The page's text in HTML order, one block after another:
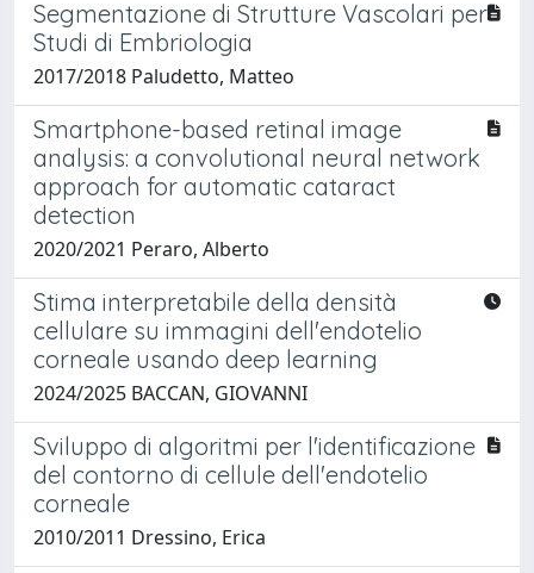
Segmentazione di Strutture Vascolari per
Studi di Embriologia
2017/2018 Paludetto, Matteo
Smartphone-based retinal image
analysis: a convolutional neural network
approach for automatic cataract
detection
2020/2021 Peraro, Alberto
Stima interpretabile della densità
cellulare su immagini dell'endotelio
corneale usando deep learning
2024/2025 BACCAN, GIOVANNI
Sviluppo di algoritmi per l'identificazione
del contorno di cellule dell'endotelio
corneale
2010/2011 Dressino, Erica